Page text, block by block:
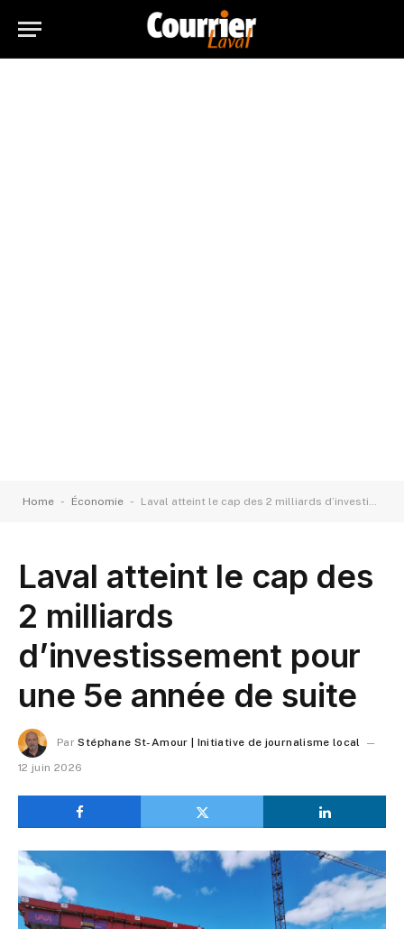
Home - Économie - Laval atteint le cap des 2 milliards d’investissement pour une 5e année de suite
Laval atteint le cap des
2 milliards
d’investissement pour
une 5e année de suite
Par Stéphane St-Amour | Initiative de journalisme local
12 juin 2026